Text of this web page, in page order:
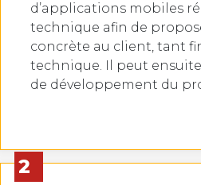
d’applications mobiles
technique afin de
concrète au client, tant
technique. Il peut
de développement du
2